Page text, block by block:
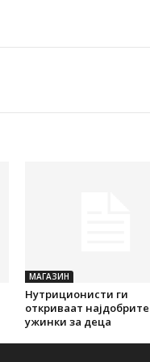
МАГАЗИН
Нутриционисти ги
откриваат најдобрите
ужинки за деца